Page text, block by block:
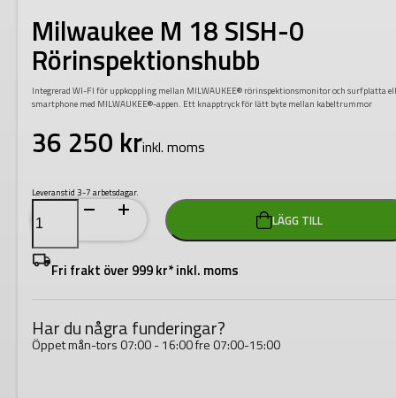
Milwaukee M 18 SISH-0
Rörinspektionshubb
Integrerad WI-FI för uppkoppling mellan MILWAUKEE® rörinspektionsmonitor och surfplatta
smartphone med MILWAUKEE®-appen. Ett knapptryck för lätt byte mellan kabeltrummor
36 250 krinkl. moms
Leveranstid 3-7 arbetsdagar.
Milwaukee
M
18
SISH-
0
Rörinspektionshubb
LÄGG TILL
Fri frakt över 999 kr* inkl. moms
Har du några funderingar?
Öppet mån-tors 07:00 - 16:00 fre 07:00-15:00